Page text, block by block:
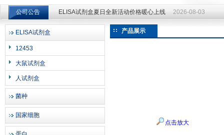
上海邦景实业有限公司
公司公告 ELISA试剂盒夏日全新活动价格暖心上线 2026-08-03
ELISA试剂盒夏日全新活动价格暖心上线
ELISA试剂盒
12453
大鼠试剂盒
人试剂盒
菌种
国家细胞
产品展示
点击放大